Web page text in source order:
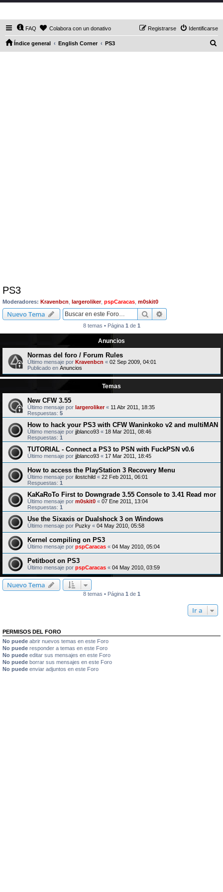
FAQ Colabora con un donativo Identificarse
Registrarse
Índice general English Corner PS3
PS3
Moderadores: Kravenbcn largeroliker, pspCaracas m0skit0
Nuevo Tema Buscar
8 temas • Página 1 de 1
Anuncios
Normas del foro / Forum Rules
Último mensaje por Kravenbcn « 02 Sep 2009, 04:01
Publicado en Anuncios
Temas
New CFW 3.55
Último mensaje por largeroliker« 11 Abr 2011, 18:35
Respuestas: 5
How to hack your PS3 with CFW Waninkoko v2 and multiMAN
Último mensaje por jjblanco93 « 18 Mar 2011, 08:46
Respuestas: 1
TUTORIAL - Connect a PS3 to PSN with FuckPSN v0.6
Último mensaje por jjblanco93 « 17 Mar 2011, 18:45
How to access the PlayStation 3 Recovery Menu
Último mensaje por ilostchild « 22 Feb 2011, 06:01
Respuestas: 1
KaKaRoTo First to Downgrade 3.55 Console to 3.41 Read mor
Último mensaje por m0skit0 « 07 Ene 2011, 13:04
Respuestas: 1
Use the Sixaxis or Dualshock 3 on Windows
Último mensaje por Puzky « 04 May 2010, 05:58
Kernel compiling on PS3
Último mensaje por pspCaracas « 04 May 2010, 05:04
Petitboot on PS3
Último mensaje por pspCaracas « 04 May 2010, 03:59
Nuevo Tema
8 temas • Página 1 de 1
Ir a
PERMISOS DEL FORO
No puede abrir nuevos temas en este Foro
No puede responder a temas en este Foro
No puede editar sus mensajes en este Foro
No puede borrar sus mensajes en este Foro
No puede enviar adjuntos en este Foro